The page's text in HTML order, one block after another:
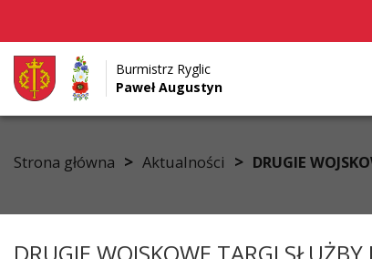
Przejdź do menu
Przejdź do głównej treści strony
Przejdź do stopki strony
Burmistrz Ryglic
Paweł Augustyn
Strona główna > Aktualności > DRUGIE